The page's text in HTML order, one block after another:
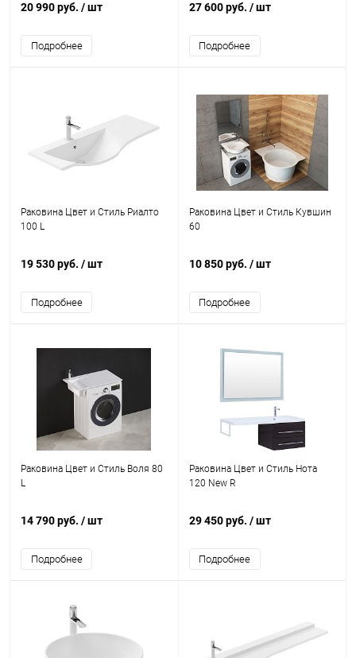
20 990 руб. / шт
Подробнее
27 600 руб. / шт
Подробнее
Раковина Цвет и Стиль Риалто
100 L
19 530 руб. / шт
Подробнее
Раковина Цвет и Стиль Кувшин
60
10 850 руб. / шт
Подробнее
Раковина Цвет и Стиль Воля 80
L
14 790 руб. / шт
Подробнее
Раковина Цвет и Стиль Нота
120 New R
29 450 руб. / шт
Подробнее